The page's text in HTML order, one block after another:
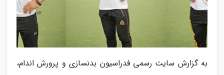
به گزارش سایت رسمی فدراسیون بدنسازی و پرورش اندام،